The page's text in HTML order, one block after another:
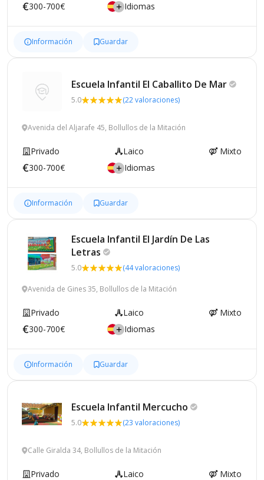
300-700€
Idiomas
Información Guardar
Escuela Infantil El Caballito De Mar
5.0 (22 valoraciones)
Avenida del Aljarafe 45, Bollullos de la Mitación
Privado Laico
Mixto
300-700€
Idiomas
Información Guardar
Escuela Infantil El Jardín De Las
Letras
5.0 (44 valoraciones)
Avenida de Gines 35, Bollullos de la Mitación
Privado Laico
Mixto
300-700€
Idiomas
Información Guardar
Escuela Infantil Mercucho
5.0 (23 valoraciones)
Calle Giralda 34, Bollullos de la Mitación
Privado Laico
Mixto